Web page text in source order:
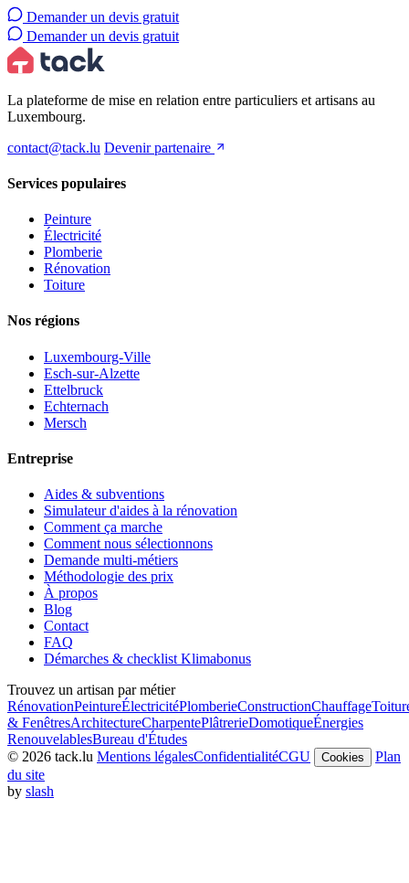
Demander un devis gratuit
Demander un devis gratuit
La plateforme de mise en relation entre particuliers et artisans au
Luxembourg.
contact@tack.lu Devenir partenaire
Services populaires
Peinture
Électricité
Plomberie
Rénovation
Toiture
Nos régions
Luxembourg-Ville
Esch-sur-Alzette
Ettelbruck
Echternach
Mersch
Entreprise
Aides & subventions
Simulateur d'aides à la rénovation
Comment ça marche
Comment nous sélectionnons
Demande multi-métiers
Méthodologie des prix
À propos
Blog
Contact
FAQ
Démarches & checklist Klimabonus
Trouvez un artisan par métier
RénovationPeintureÉlectricitéPlomberieConstructionChauffage
& FenêtresArchitectureCharpentePlâtrerieDomotiqueÉnergies
RenouvelablesBureau d'Études
© 2026 tack.lu Mentions légalesConfidentialitéCGU Cookies
Plan
du site
by slash